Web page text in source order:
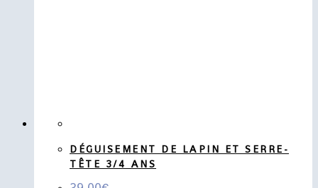
DÉGUISEMENT DE LAPIN ET SERRE-
TÊTE 3/4 ANS